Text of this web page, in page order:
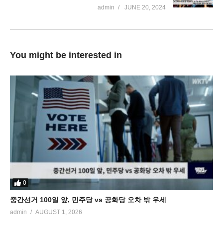
admin JUNE 20, 2024
You might be interested in
0
중간선거 100일 앞, 민주당 vs 공화당 오차 밖 우세
admin AUGUST 1, 2026